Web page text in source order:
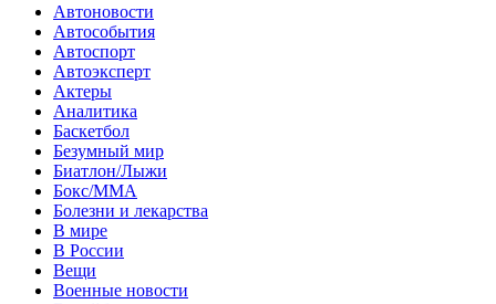
Автоновости
Автособытия
Автоспорт
Автоэксперт
Актеры
Аналитика
Баскетбол
Безумный мир
Биатлон/Лыжи
Бокс/MMA
Болезни и лекарства
В мире
В России
Вещи
Военные новости